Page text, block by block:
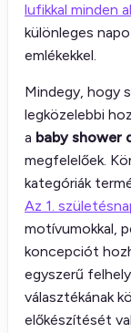
lufikkal minden
különleges
emlékekkel.
Mindegy, hogy
legközelebbi
a baby shower
megfelelőek.
kategóriák
Az 1.
motívumokkal,
koncepciót
egyszerű
választékának
előkészítését